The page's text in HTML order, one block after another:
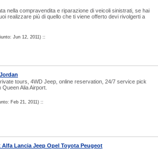
nella compravendita e riparazione di veicoli sinistrati, se hai
realizzare più di quello che ti viene offerto devi rivolgerti a
Jun 12, 2011) ::
tours, 4WD Jeep, online reservation, 24/7 service pick
Alia Airport.
Feb 21, 2011) ::
Lancia Jeep Opel Toyota Peugeot